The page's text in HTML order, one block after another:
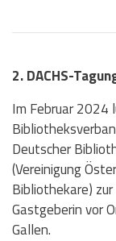
2. DACHS-
Im Februar 2024
Deutscher
(Vereinigung
Bibliothekare) zur
Gastgeberin vor
Gallen.